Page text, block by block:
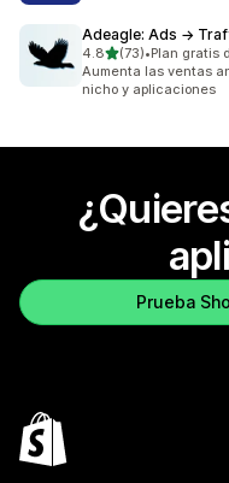
Adeagle: Ads →
4.8de 5 estrellas
(73)
73 reseñas en total
•Plan gratis
Aumenta las ventas
nicho y aplicaciones
Prueba